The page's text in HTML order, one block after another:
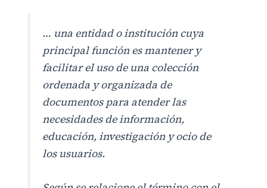
… una entidad o institución cuya
principal función es mantener y
facilitar el uso de una colección
ordenada y organizada de
documentos para atender las
necesidades de información,
educación, investigación y ocio de
los usuarios.